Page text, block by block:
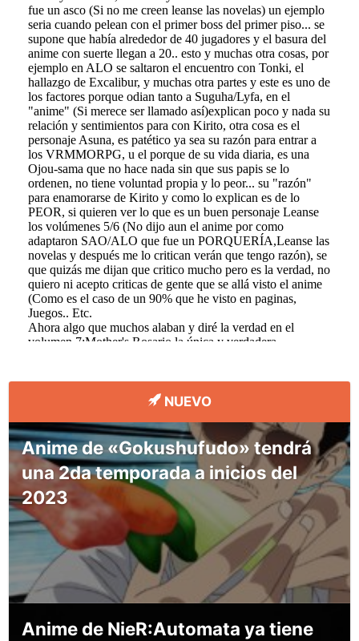
NUEVO
Anime de «Gokushufudo» tendrá
una 2da temporada a inicios del
2023
Anime de NieR:Automata ya tiene